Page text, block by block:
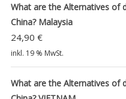
What are the Alternatives of
China? Malaysia
24,90 €
inkl. 19 % MwSt.
What are the Alternatives of